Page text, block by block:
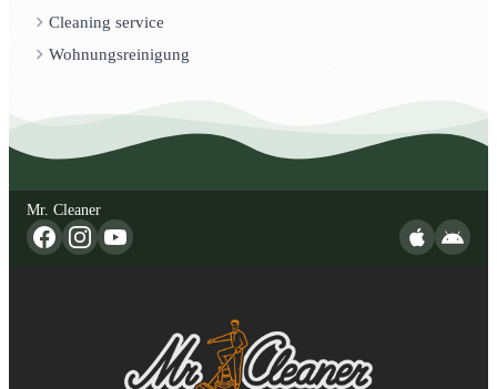
Cleaning service
Wohnungsreinigung
Mr. Cleaner